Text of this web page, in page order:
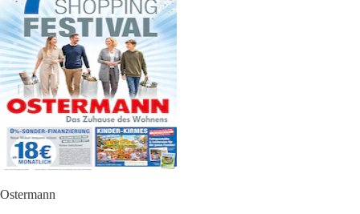
Ostermann